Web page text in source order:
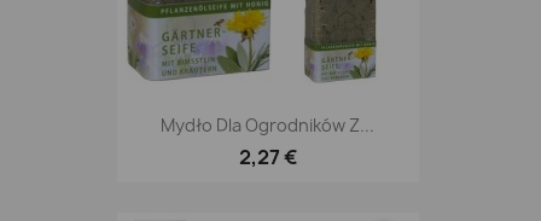
Mydło Dla Ogrodników Z...
2,27 €